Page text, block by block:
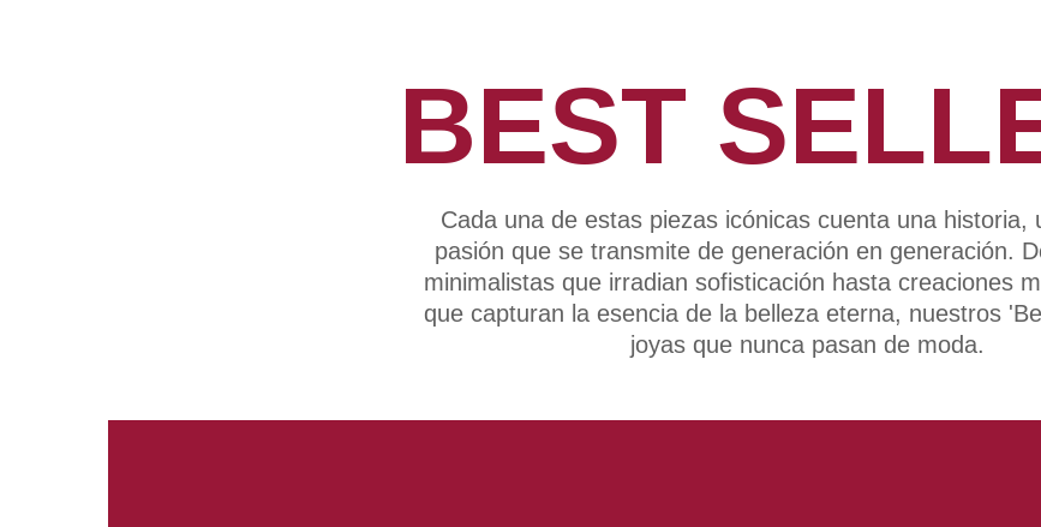
BEST
Cada una de estas piezas icónicas cuenta una historia,
pasión que se transmite de generación en generación.
minimalistas que irradian sofisticación hasta creaciones
que capturan la esencia de la belleza eterna, nuestros
joyas que nunca pasan de moda.